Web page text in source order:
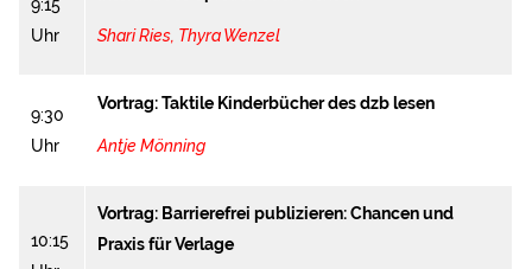
9:15
Uhr
Shari Ries Thyra Wenzel
9:30
Uhr
Vortrag: Taktile Kinderbücher des dzb lesen
Antje Mönning
10:15
Vortrag: Barrierefrei publizieren: Chancen und
Praxis für Verlage